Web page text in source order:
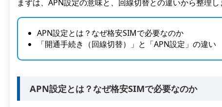
まずは、APN設定の意味と、回線切替との違いから整理し
APN設定とは？なぜ格安SIMで必要なのか
「開通手続き（回線切替）」と「APN設定」の違い
APN設定とは？なぜ格安SIMで必要なのか